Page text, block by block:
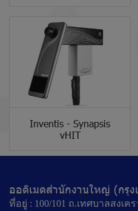
Inventis - Synapsis
vHIT
ออดิเมดสำนักงานใหญ่ (กรุ
ที่อยู่ : 100/101 ถ.เทศบาลสงเ